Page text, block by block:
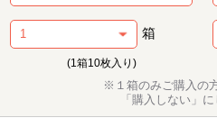
箱
(1箱10枚入り)
※１箱のみご購入の
「購入しない」